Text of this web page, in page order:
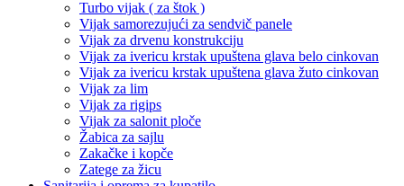
Turbo vijak ( za štok )
Vijak samorezujući za sendvič panele
Vijak za drvenu konstrukciju
Vijak za ivericu krstak upuštena glava belo cinkovan
Vijak za ivericu krstak upuštena glava žuto cinkovan
Vijak za lim
Vijak za rigips
Vijak za salonit ploče
Žabica za sajlu
Zakačke i kopče
Zatege za žicu